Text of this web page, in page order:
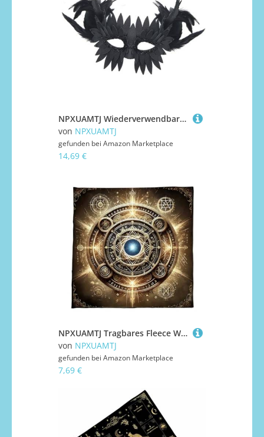
NPXUAMTJ Wiederverwendbare PU Schnabel Maske Halbe Gesichtsabdeckung Mit Gefiedertem Detail Perfekt Für Kostümbälle Und Drama Maskerades Accessoire
von NPXUAMTJ
gefunden bei Amazon Marketplace
14,69 €
NPXUAMTJ Tragbares Fleece Wahrsager Tuch 3 Größen 50-75 cm Okkultes Muster Maschinengewässer
von NPXUAMTJ
gefunden bei Amazon Marketplace
7,69 €